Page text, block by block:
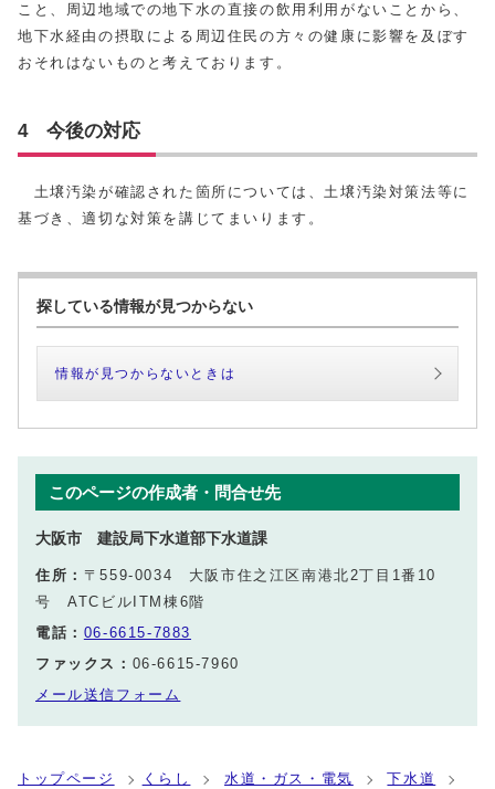
こと、周辺地域での地下水の直接の飲用利用がないことから、
地下水経由の摂取による周辺住民の方々の健康に影響を及ぼす
おそれはないものと考えております。
4 今後の対応
土壌汚染が確認された箇所については、土壌汚染対策法等に
基づき、適切な対策を講じてまいります。
探している情報が見つからない
情報が見つからないときは
このページの作成者・問合せ先
大阪市 建設局下水道部下水道課
住所： 〒559-0034 大阪市住之江区南港北2丁目1番10
号 ATCビルITM棟6階
電話： 06-6615-7883
ファックス： 06-6615-7960
メール送信フォーム
トップページ くらし 水道・ガス・電気 下水道